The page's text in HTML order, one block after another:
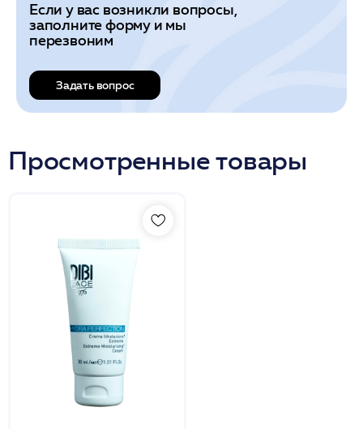
Если у вас возникли вопросы,
заполните форму и мы
перезвоним
Задать вопрос
Просмотренные товары